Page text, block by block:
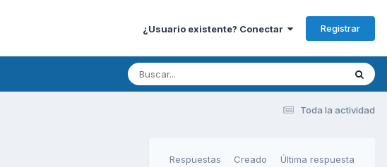
¿Usuario existente? Conectar Registrar
Toda la actividad
Respuestas Creado Última respuesta